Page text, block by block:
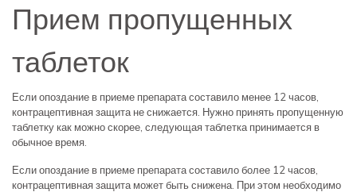
Прием пропущенных
таблеток
Если опоздание в приеме препарата составило менее 12 часов,
контрацептивная защита не снижается. Нужно принять пропущенную
таблетку как можно скорее, следующая таблетка принимается в
обычное время.
Если опоздание в приеме препарата составило более 12 часов,
контрацептивная защита может быть снижена. При этом необходимо